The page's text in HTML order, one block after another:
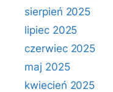
sierpień 2025
lipiec 2025
czerwiec 2025
maj 2025
kwiecień 2025